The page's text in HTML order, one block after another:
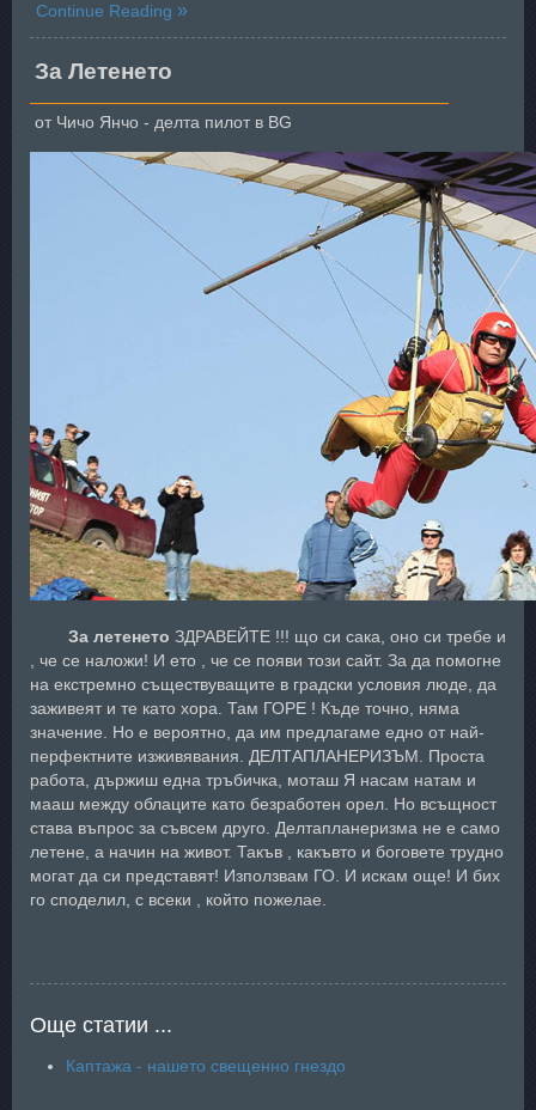
Continue Reading
За Летенето
от Чичо Янчо - делта пилот в BG
За летенето ЗДРАВЕЙТЕ !!! що си сака, оно си требе и
, че се наложи! И ето , че се появи този сайт. За да помогне
на екстремно съществуващите в градски условия люде, да
заживеят и те като хора. Там ГОРЕ ! Къде точно, няма
значение. Но е вероятно, да им предлагаме едно от най-
перфектните изживявания. ДЕЛТАПЛАНЕРИЗЪМ. Проста
работа, държиш една тръбичка, моташ Я насам натам и
мааш между облаците като безработен орел. Но всъщност
става въпрос за съвсем друго. Делтапланеризма не е само
летене, а начин на живот. Такъв , какъвто и боговете трудно
могат да си представят! Използвам ГО. И искам още! И бих
го споделил, с всеки , който пожелае.
Още статии ...
Каптажа - нашето свещенно гнездо